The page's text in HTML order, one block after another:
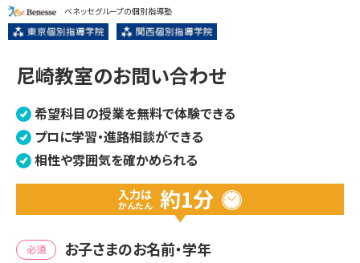
ベネッセグループの個別指導塾
尼崎教室のお問い合わせ
希望科目の授業を無料で体験できる
プロに学習・進路相談ができる
相性や雰囲気を確かめられる
入力は
かんたん 約1分
必須 お子さまのお名前・学年